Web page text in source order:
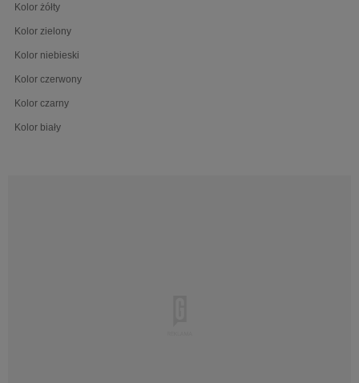
Kolor żółty
Kolor zielony
Kolor niebieski
Kolor czerwony
Kolor czarny
Kolor biały